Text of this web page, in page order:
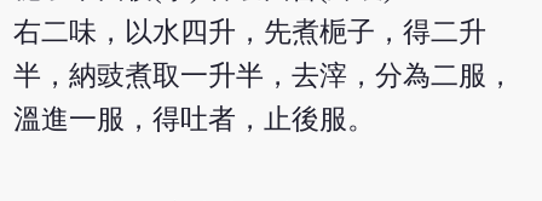
右二味，以水四升，先煮梔子，得二升
半，納豉煮取一升半，去滓，分為二服，
溫進一服，得吐者，止後服。